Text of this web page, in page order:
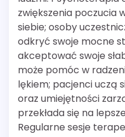
zwiększenia poczucia
siebie; osoby
odkryć swoje mocne
akceptować swoje
może pomóc w
lękiem; pacjenci uczą
oraz umiejętności
przekłada się na
Regularne sesje